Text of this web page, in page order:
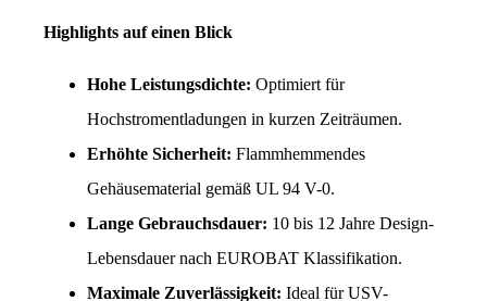
Highlights auf einen Blick
Hohe Leistungsdichte: Optimiert für
Hochstromentladungen in kurzen Zeiträumen.
Erhöhte Sicherheit: Flammhemmendes
Gehäusematerial gemäß UL 94 V-0.
Lange Gebrauchsdauer: 10 bis 12 Jahre Design-
Lebensdauer nach EUROBAT Klassifikation.
Maximale Zuverlässigkeit: Ideal für USV-